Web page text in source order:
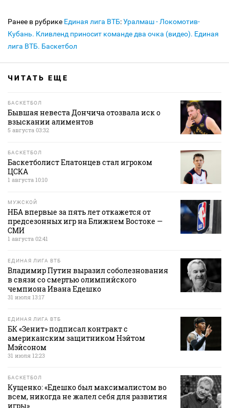
Ранее в рубрике Единая лига ВТБ:Уралмаш - Локомотив-
Кубань. Кливленд приносит команде два очка (видео). Единая
лига ВТБ. Баскетбол
ЧИТАТЬ ЕЩЕ
БАСКЕТБОЛ
Бывшая невеста Дончича отозвала иск о
взыскании алиментов
5 августа 03:32
БАСКЕТБОЛ
Баскетболист Елатонцев стал игроком
ЦСКА
1 августа 10:10
МУЖСКОЙ
НБА впервые за пять лет откажется от
предсезонных игр на Ближнем Востоке —
СМИ
1 августа 02:41
ЕДИНАЯ ЛИГА ВТБ
Владимир Путин выразил соболезнования
в связи со смертью олимпийского
чемпиона Ивана Едешко
31 июля 13:17
ЕДИНАЯ ЛИГА ВТБ
БК «Зенит» подписал контракт с
американским защитником Нэйтом
Мэйсоном
31 июля 12:23
БАСКЕТБОЛ
Кущенко: «Едешко был максималистом во
всем, никогда не жалел себя для развития
игры»